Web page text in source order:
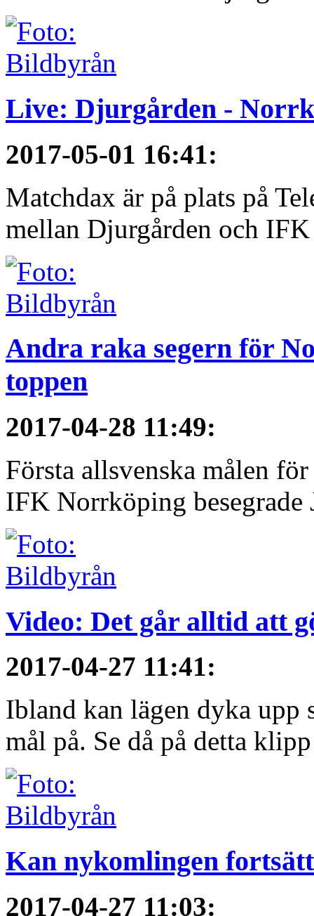
Live: Djurgården -
2017-05-01 16:41 :
Matchdax är på plats på
mellan Djurgården och
Andra raka segern för
toppen
2017-04-28 11:49:
Första allsvenska målen
IFK Norrköping besegrade
Video: Det går alltid att
2017-04-27 11:41:
Ibland kan lägen dyka upp
mål på. Se då på detta
Kan nykomlingen
2017-04-27 11:03: